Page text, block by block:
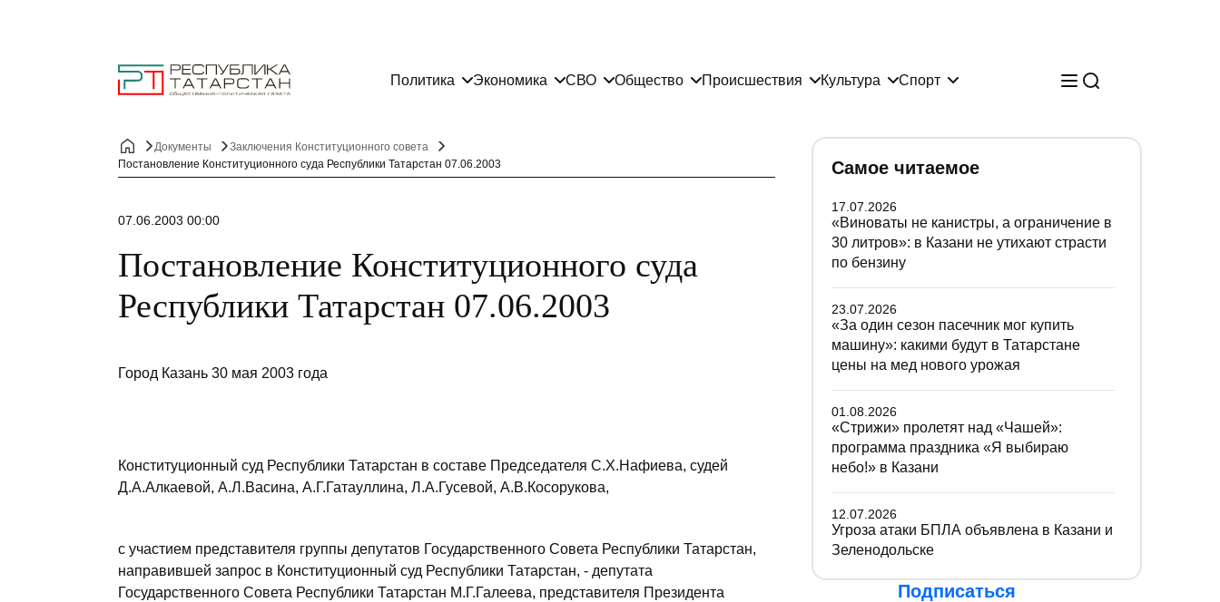
Политика Экономика СВО Общество Происшествия Культура Спорт
Документы
Заключения Конституционного совета
Постановление Конституционного суда Республики Татарстан 07.06.2003
07.06.2003 00:00
Постановление Конституционного суда
Республики Татарстан 07.06.2003
Город Казань 30 мая 2003 года
Конституционный суд Республики Татарстан в составе Председателя С.Х.Нафиева, судей
Д.А.Алкаевой, А.Л.Васина, А.Г.Гатауллина, Л.А.Гусевой, А.В.Косорукова,
с участием представителя группы депутатов Государственного Совета Республики Татарстан,
направившей запрос в Конституционный суд Республики Татарстан, - депутата
Государственного Совета Республики Татарстан М.Г.Галеева, представителя Президента
Самое читаемое
17.07.2026
«Виноваты не канистры, а ограничение в
30 литров»: в Казани не утихают страсти
по бензину
23.07.2026
«За один сезон пасечник мог купить
машину»: какими будут в Татарстане
цены на мед нового урожая
01.08.2026
«Стрижи» пролетят над «Чашей»:
программа праздника «Я выбираю
небо!» в Казани
12.07.2026
Угроза атаки БПЛА объявлена в Казани и
Зеленодольске
Подписаться